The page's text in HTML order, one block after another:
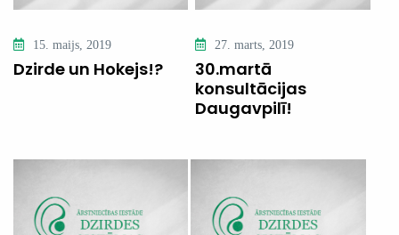
15. maijs, 2019
Dzirde un Hokejs!?
27. marts, 2019
30.martā
konsultācijas
Daugavpilī!